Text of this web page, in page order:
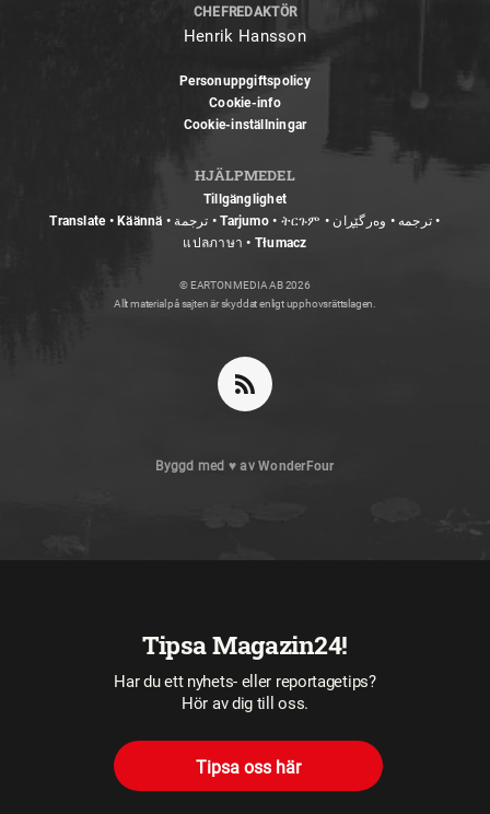
CHEFREDAKTÖR
Henrik Hansson
Personuppgiftspolicy
Cookie-info
Cookie-inställningar
HJÄLPMEDEL
Tillgänglighet
Translate • Käännä • ترجمة • Tarjumo • ትርጉም • ترجمه • وەرگێڕان •
แปลภาษา • Tłumacz
© EARTON MEDIA AB 2026
Allt material på sajten är skyddat enligt upphovsrättslagen.
Byggd med ♥ avWonderFour
Tipsa Magazin24!
Har du ett nyhets- eller reportagetips?
Hör av dig till oss.
Tipsa oss här